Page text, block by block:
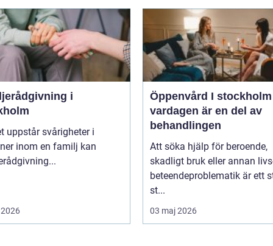
i
uppstår svårigheter i
inom en familj kan
Öppenvård I stockholm
vardagen är en del av
behandlingen
Att söka hjälp för beroende,
skadligt bruk eller annan
beteendeproblematik är ett
st...
03 maj 2026